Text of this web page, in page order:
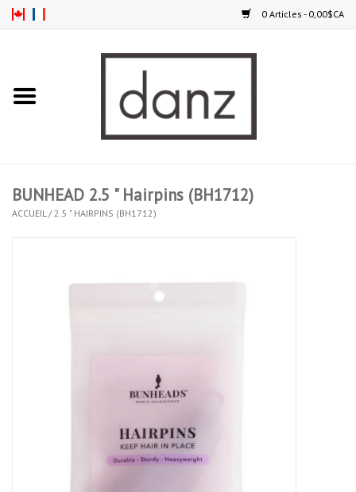
0 Articles - 0,00$CA
COLLANTS
SPÉCIAUX- VENTE FINALE
BUNHEAD 2.5 " Hairpins (BH1712)
ACCUEIL / 2.5 " HAIRPINS (BH1712)